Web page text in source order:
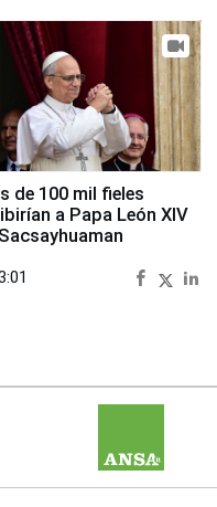
de 100 mil fieles
a Papa León XIV